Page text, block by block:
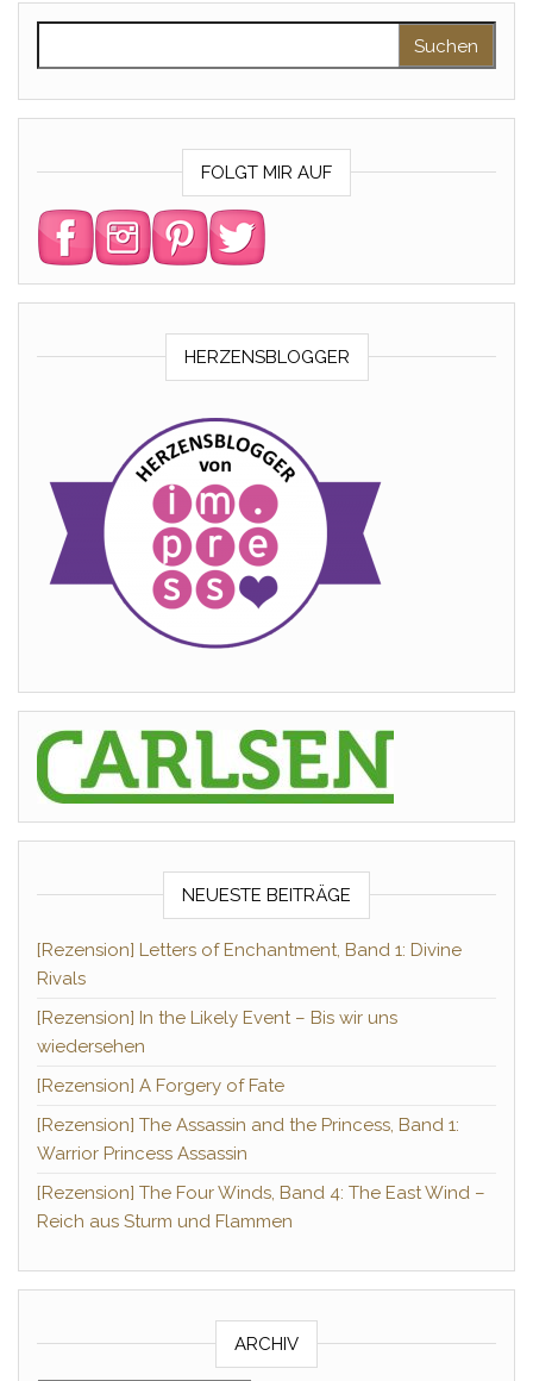
FOLGT MIR AUF
HERZENSBLOGGER
NEUESTE BEITRÄGE
[Rezension] Letters of Enchantment, Band 1: Divine
Rivals
[Rezension] In the Likely Event – Bis wir uns
wiedersehen
[Rezension] A Forgery of Fate
[Rezension] The Assassin and the Princess, Band 1:
Warrior Princess Assassin
[Rezension] The Four Winds, Band 4: The East Wind –
Reich aus Sturm und Flammen
ARCHIV